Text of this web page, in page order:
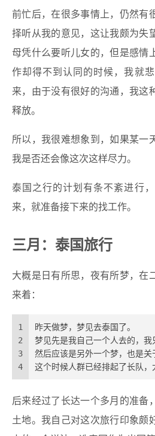
前忙后，在很多事情上，仍然有
择听从我的意见，这让我颇为失
母凭什么要听儿女的，但是感情
作却得不到认同的时候，我就
来，由于没有很好的沟通，我这
释放。
所以，我很难想象到，如果某一
我是否还会像这次这样尽力。
泰国之行的计划有条不紊进行
来，就准备接下来的找工作。
三月：泰国旅行
大概是日有所思，夜有所梦，在
来着：
1
2
3
4
昨天做梦，梦见去泰国了。
梦见先是我自己一个人去的，
然后应该是另外一个梦，也是
这个时候人群已经排起了长队
后来经过了长达一个多月的准备
土地。我自己对这次旅行印象颇